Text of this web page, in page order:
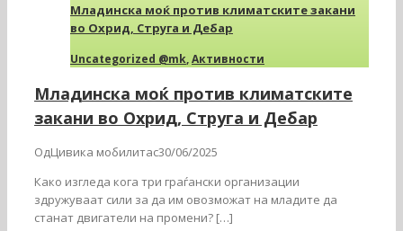
Младинска моќ против климатските закани
во Охрид, Струга и Дебар
Uncategorized @mk,Активности
Младинска моќ против климатските
закани во Охрид, Струга и Дебар
ОдЦивика мобилитас30/06/2025
Како изгледа кога три граѓански организации
здружуваат сили за да им овозможат на младите да
станат двигатели на промени? […]